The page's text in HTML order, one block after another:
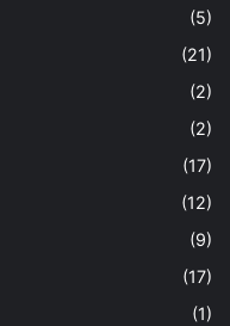
(5)
(21)
(2)
(2)
(17)
(12)
(9)
(17)
(1)